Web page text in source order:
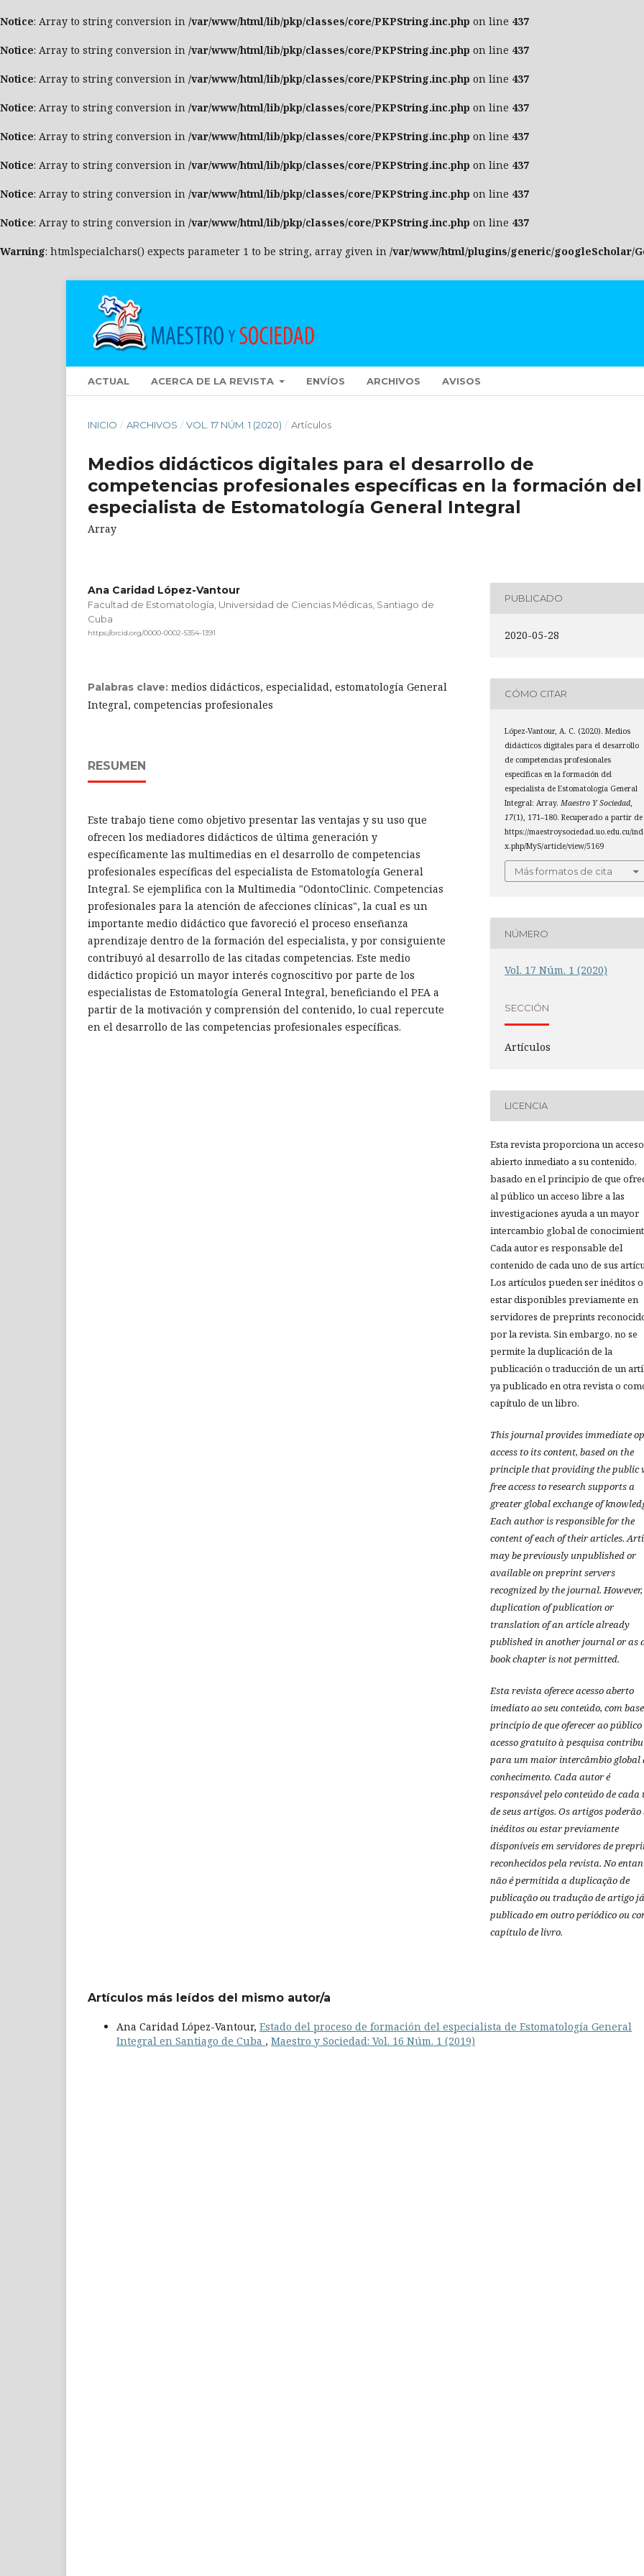
Notice: Array to string conversion in /var/www/html/lib/pkp/classes/core/PKPString.inc.php on line 437
Notice: Array to string conversion in /var/www/html/lib/pkp/classes/core/PKPString.inc.php on line 437
Notice: Array to string conversion in /var/www/html/lib/pkp/classes/core/PKPString.inc.php on line 437
Notice: Array to string conversion in /var/www/html/lib/pkp/classes/core/PKPString.inc.php on line 437
Notice: Array to string conversion in /var/www/html/lib/pkp/classes/core/PKPString.inc.php on line 437
Notice: Array to string conversion in /var/www/html/lib/pkp/classes/core/PKPString.inc.php on line 437
Notice: Array to string conversion in /var/www/html/lib/pkp/classes/core/PKPString.inc.php on line 437
Notice: Array to string conversion in /var/www/html/lib/pkp/classes/core/PKPString.inc.php on line 437
Warning: htmlspecialchars() expects parameter 1 to be string, array given in /var/www/html/plugins/generic/googleScholar/
ACTUAL ACERCA DE LA REVISTA ENVÍOS ARCHIVOS AVISOS
INICIO / ARCHIVOS / VOL. 17 NÚM. 1 (2020) / Artículos
Medios didácticos digitales para el desarrollo de
competencias profesionales específicas en la formación del
especialista de Estomatología General Integral
Array
Ana Caridad López-Vantour
Facultad de Estomatología, Universidad de Ciencias Médicas, Santiago de
Cuba
https://orcid.org/0000-0002-5354-1391
Palabras clave: medios didácticos, especialidad, estomatología General
Integral, competencias profesionales
RESUMEN
Este trabajo tiene como objetivo presentar las ventajas y su uso que
ofrecen los mediadores didácticos de última generación y
específicamente las multimedias en el desarrollo de competencias
profesionales específicas del especialista de Estomatología General
Integral. Se ejemplifica con la Multimedia "OdontoClinic. Competencias
profesionales para la atención de afecciones clínicas", la cual es un
importante medio didáctico que favoreció el proceso enseñanza
aprendizaje dentro de la formación del especialista, y por consiguiente
contribuyó al desarrollo de las citadas competencias. Este medio
didáctico propició un mayor interés cognoscitivo por parte de los
especialistas de Estomatología General Integral, beneficiando el PEA a
partir de la motivación y comprensión del contenido, lo cual repercute
en el desarrollo de las competencias profesionales específicas.
PUBLICADO
2020-05-28
CÓMO CITAR
López-Vantour, A. C. (2020). Medios
didácticos digitales para el desarrollo
de competencias profesionales
específicas en la formación del
especialista de Estomatología General
Integral: Array.Maestro Y Sociedad,
17(1), 171–180. Recuperado a partir de
https://maestroysociedad.uo.edu.cu/
x.php/MyS/article/view/5169
Más formatos de cita
NÚMERO
Vol. 17 Núm. 1 (2020)
SECCIÓN
Artículos
LICENCIA
Esta revista proporciona un acceso
abierto inmediato a su contenido,
basado en el principio de que
al público un acceso libre a las
investigaciones ayuda a un mayor
intercambio global de
Cada autor es responsable del
contenido de cada uno de sus
Los artículos pueden ser inéditos o
estar disponibles previamente en
servidores de preprints
por la revista. Sin embargo, no se
permite la duplicación de la
publicación o traducción de un
ya publicado en otra revista o
capítulo de un libro.
This journal provides immediate
access to its content, based on the
principle that providing the public
free access to research supports a
greater global exchange of
Each author is responsible for the
content of each of their articles.
may be previously unpublished or
available on preprint servers
recognized by the journal. However,
duplication of publication or
translation of an article already
published in another journal or as
book chapter is not permitted.
Esta revista oferece acesso aberto
imediato ao seu conteúdo, com
princípio de que oferecer ao público
acesso gratuito à pesquisa
para um maior intercâmbio global
conhecimento. Cada autor é
responsável pelo conteúdo de cada
de seus artigos. Os artigos poderão
inéditos ou estar previamente
disponíveis em servidores de
reconhecidos pela revista. No
não é permitida a duplicação de
publicação ou tradução de artigo já
publicado em outro periódico ou
capítulo de livro.
Artículos más leídos del mismo autor/a
Ana Caridad López-Vantour, Estado del proceso de formación del especialista de Estomatología General
Integral en Santiago de Cuba , Maestro y Sociedad: Vol. 16 Núm. 1 (2019)